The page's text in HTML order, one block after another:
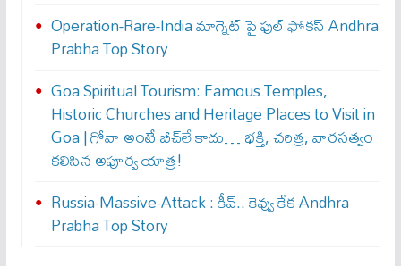
Operation-Rare-India మాగ్నెట్ పై ఫుల్ ఫోక‌స్ Andhra
Prabha Top Story
Goa Spiritual Tourism: Famous Temples,
Historic Churches and Heritage Places to Visit in
Goa | గోవా అంటే బీచ్‌లే కాదు… భక్తి, చరిత్ర, వారసత్వం
కలిసిన అపూర్వ యాత్ర!
Russia-Massive-Attack : కీవ్‌.. కెవ్వు కేక‌ Andhra
Prabha Top Story